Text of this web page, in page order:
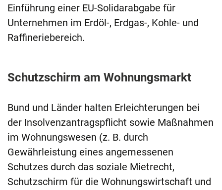
Einführung einer EU-Solidarabgabe für
Unternehmen im Erdöl-, Erdgas-, Kohle- und
Raffineriebereich.
Schutzschirm am Wohnungsmarkt
Bund und Länder halten Erleichterungen bei
der Insolvenzantragspflicht sowie Maßnahmen
im Wohnungswesen (z. B. durch
Gewährleistung eines angemessenen
Schutzes durch das soziale Mietrecht,
Schutzschirm für die Wohnungswirtschaft und